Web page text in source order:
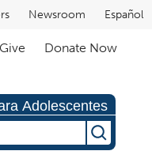
Newsroom Español
Donate Now
Adolescentes